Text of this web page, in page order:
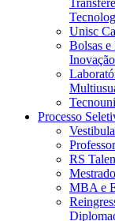
Unisc
Bolsas e
Inovação
Processo
RS
MBA e